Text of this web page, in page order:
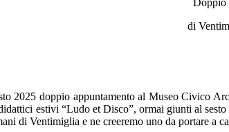
di
2025 doppio appuntamento al Museo Civico
estivi “Ludo et Disco”, ormai giunti al
di Ventimiglia e ne creeremo uno da portare a